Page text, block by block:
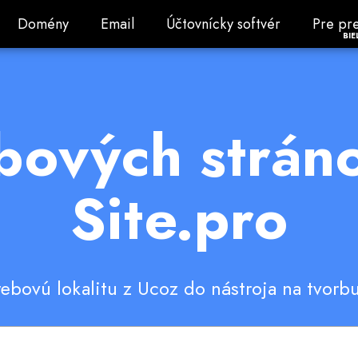
Domény
Domény Email
Email Účtovnícky softvér
Účtovnícky softvér Pre
Pre
Site.pro
lokalitu z Ucoz do nástroja na